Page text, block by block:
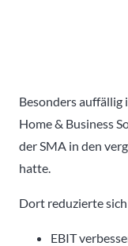
Besonders
Home & Business
der SMA in den
hatte.
Dort reduzierte
EBIT